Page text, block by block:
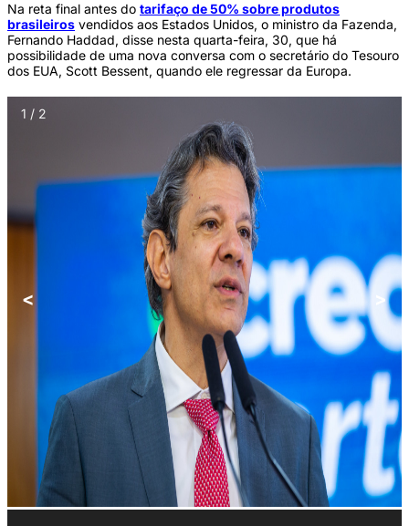
Na reta final antes do tarifaço de 50% sobre produtos
brasileiros vendidos aos Estados Unidos, o ministro da Fazenda,
Fernando Haddad, disse nesta quarta-feira, 30, que há
possibilidade de uma nova conversa com o secretário do Tesouro
dos EUA, Scott Bessent, quando ele regressar da Europa.
1 / 2
< >